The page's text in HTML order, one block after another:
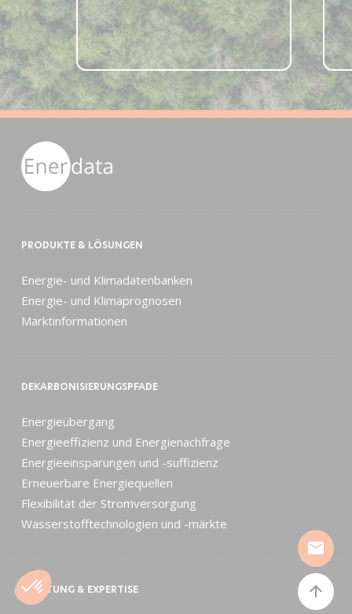
mail
arrow_upward
PRODUKTE & LÖSUNGEN
Energie- und Klimadatenbanken
Energie- und Klimaprognosen
Marktinformationen
DEKARBONISIERUNGSPFADE
Energieübergang
Energieeffizienz und Energienachfrage
Energieeinsparungen und -suffizienz
Erneuerbare Energiequellen
Flexibilität der Stromversorgung
Wasserstofftechnologien und -märkte
BERATUNG & EXPERTISE